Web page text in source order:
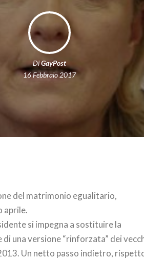
DiGayPost
16 Febbraio 2017
del matrimonio egualitario,
aprile.
si impegna a sostituire la
una versione “rinforzata” dei
Un netto passo indietro,